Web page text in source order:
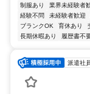
制服あり 業界未経験者
経験不問
未経験者歓迎
ブランクOK
育休あり
長期休暇あり
履歴書不
派遣社